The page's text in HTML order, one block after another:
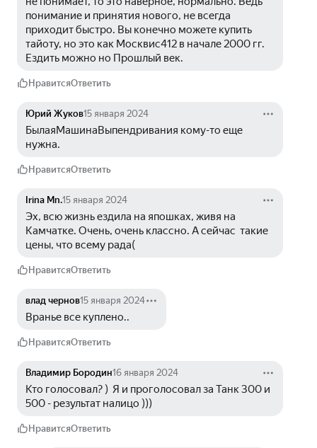
понимание и принятия нового, не всегда
приходит быстро. Вы конечно можете купить
тайоту, но это как Москвис412 в начале 2000 гг.
Ездить можно но Прошлый век.
НравитсяОтветить
Юрий Жуков15 января 2024
БылаяМашинаВыпендривания кому-то еще
нужна.
НравитсяОтветить
Irina Mn.15 января 2024
Эх, всю жизнь ездила на япошках, живя на
Камчатке. Очень, очень классно. А сейчас  такие
цены, что всему рада(
НравитсяОтветить
влад чернов15 января 2024
Вранье все куплено..
НравитсяОтветить
Владимир Бородин16 января 2024
Кто голосовал? )  Я и проголосовал за Танк 300 и
500 - результат налицо )))
НравитсяОтветить